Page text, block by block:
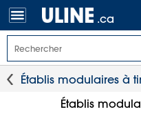
.ca
Établis modulaires à
Établis